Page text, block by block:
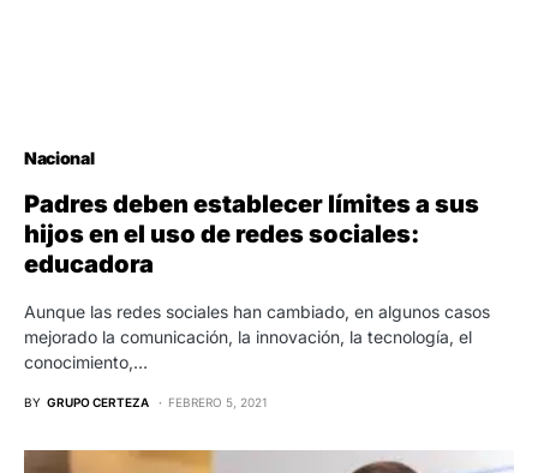
Nacional
Padres deben establecer límites a sus
hijos en el uso de redes sociales:
educadora
Aunque las redes sociales han cambiado, en algunos casos
mejorado la comunicación, la innovación, la tecnología, el
conocimiento,…
BY GRUPO CERTEZA FEBRERO 5, 2021